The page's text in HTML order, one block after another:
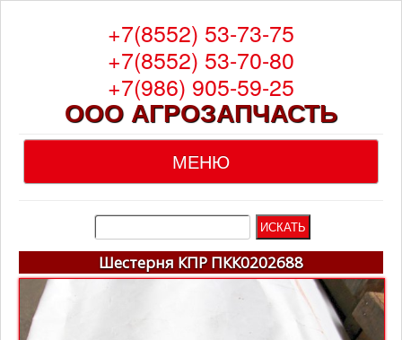
+7(8552) 53-73-75
+7(8552) 53-70-80
+7(986) 905-59-25
ООО АГРОЗАПЧАСТЬ
МЕНЮ
Главная
О компании
Каталог
Шестерня КПР ПКК0202688